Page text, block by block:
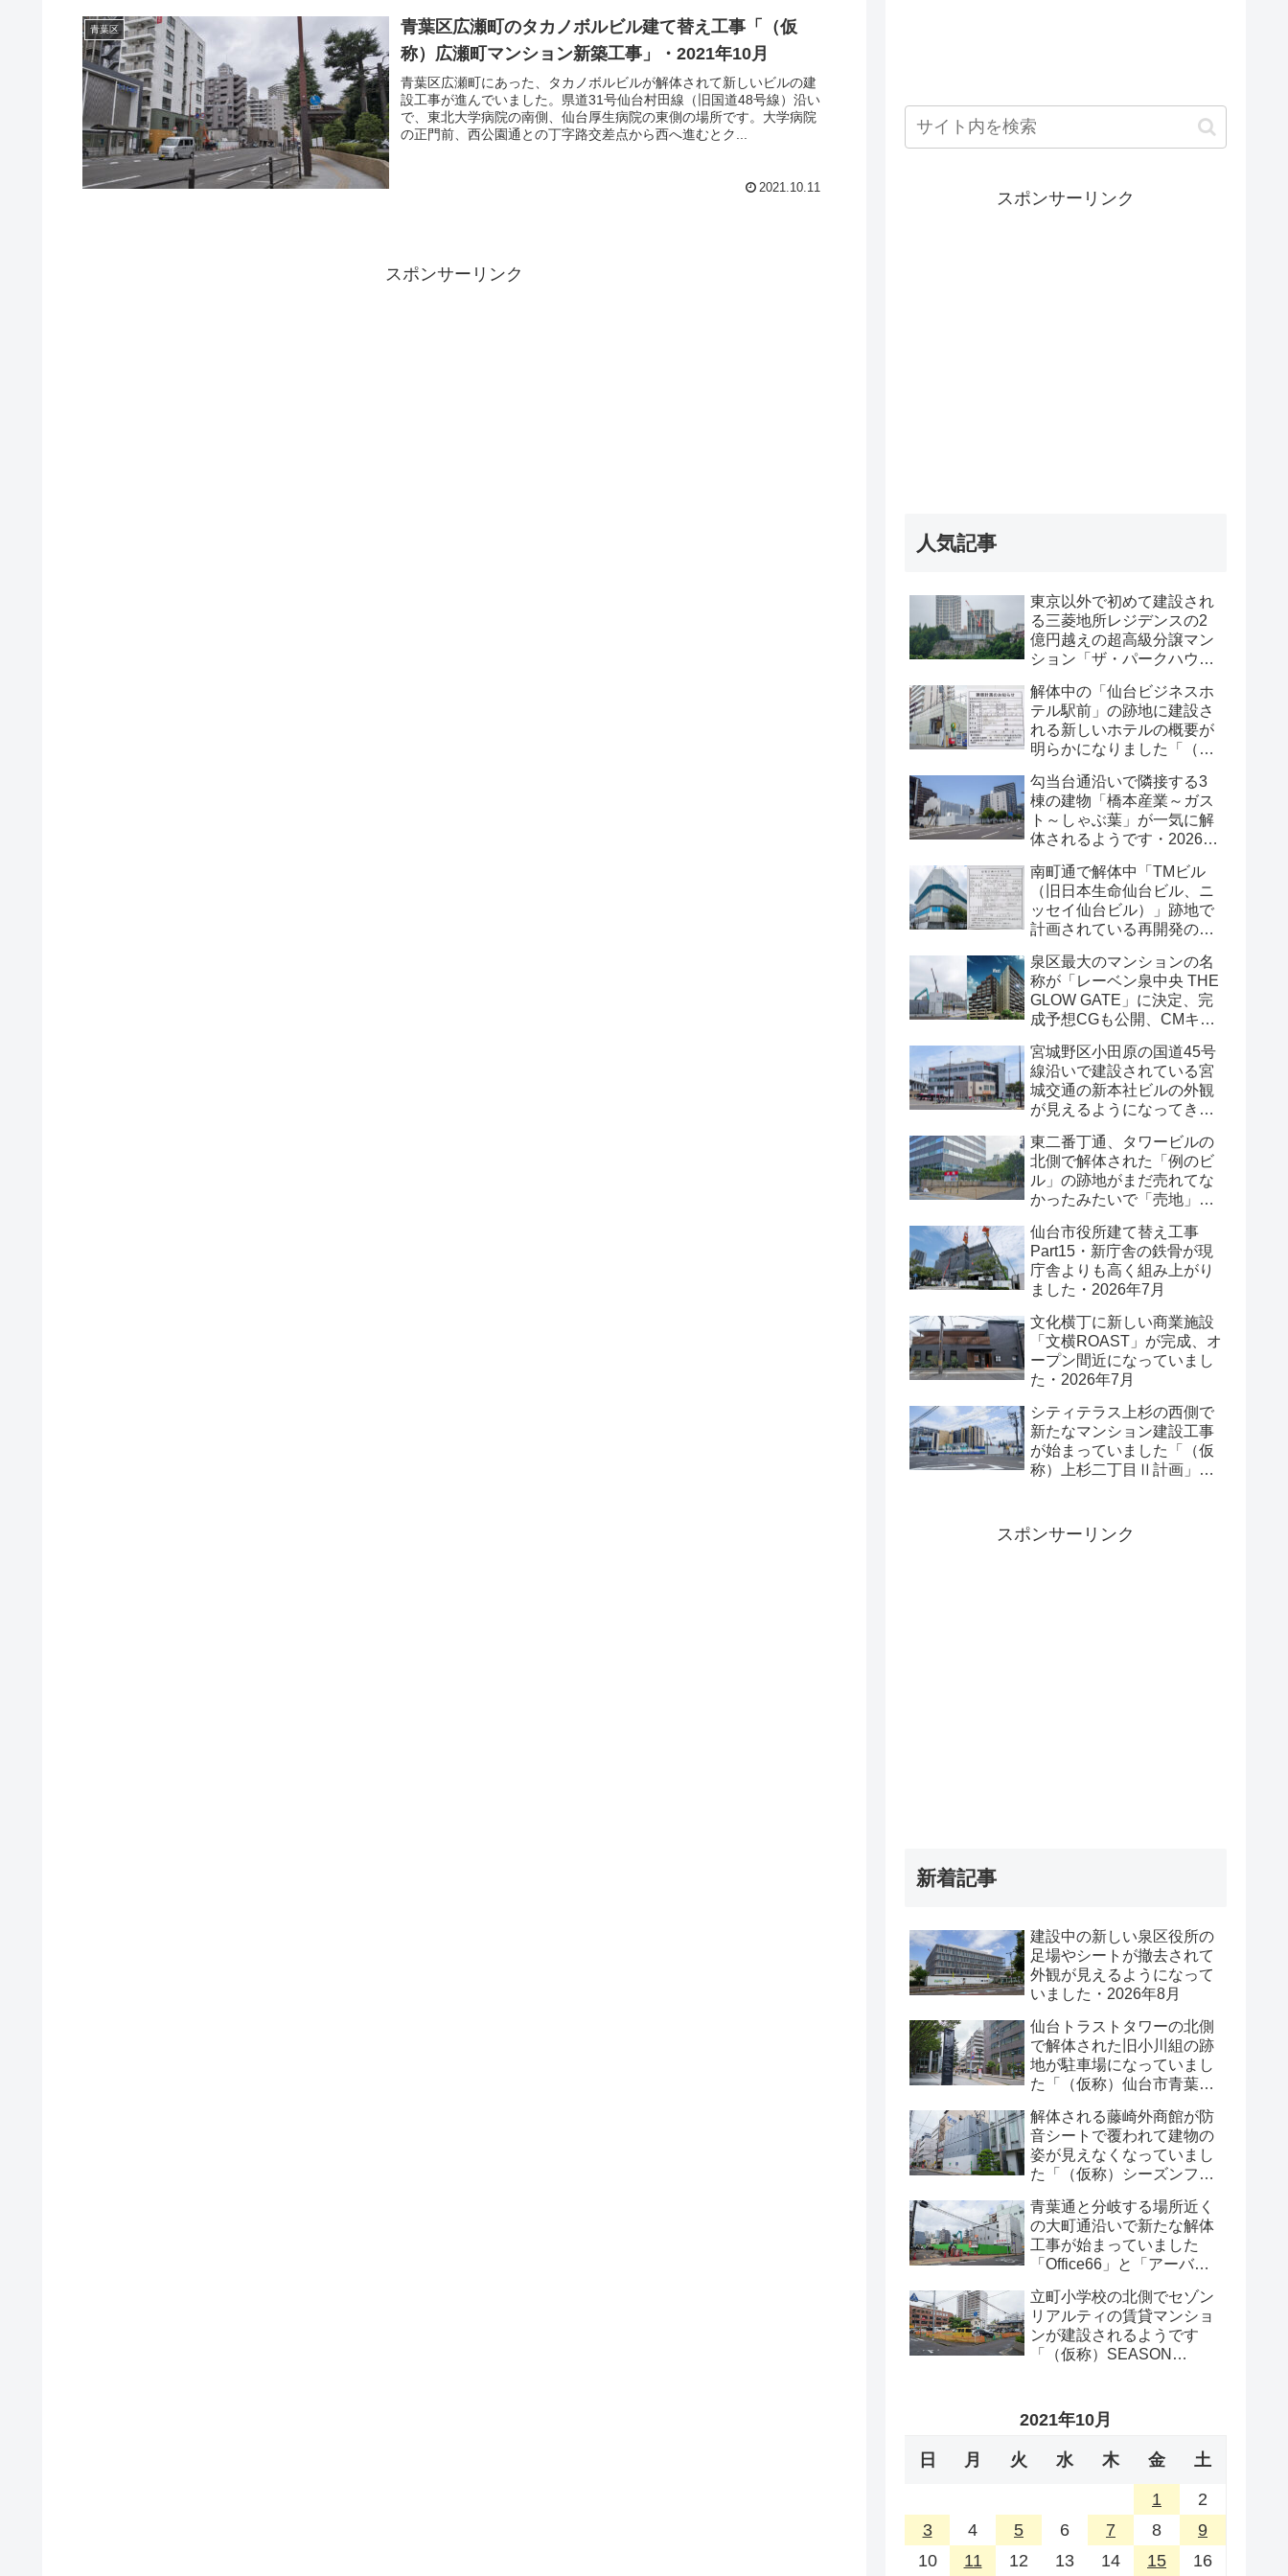
青葉区
青葉区広瀬町のタカノボルビル建て替え工事「（仮
称）広瀬町マンション新築工事」・2021年10月
青葉区広瀬町にあった、タカノボルビルが解体されて新しいビルの建
設工事が進んでいました。県道31号仙台村田線（旧国道48号線）沿い
で、東北大学病院の南側、仙台厚生病院の東側の場所です。大学病院
の正門前、西公園通との丁字路交差点から西へ進むとク...
2021.10.11
スポンサーリンク
スポンサーリンク
人気記事
東京以外で初めて建設され
る三菱地所レジデンスの2
億円越えの超高級分譲マン
ション「ザ・パークハウス
上がってきました・2026 年
8月
解体中の「仙台ビジネスホ
テル駅前」の跡地に建設さ
れる新しいホテルの概要が
明らかになりました「（仮
築工事」・2026年7月
勾当台通沿いで隣接する3
棟の建物「橋本産業～ガス
ト～しゃぶ葉」が一気に解
体されるようです・2026年
南町通で解体中「TMビル
（旧日本生命仙台ビル、ニ
ッセイ仙台ビル）」跡地で
計画されている再開発の
掲示されていました・2026
年7月
泉区最大のマンションの名
称が「レーベン泉中央 THE
GLOW GATE」に決定、完
成予想CGも公開、CMキャ
チマンが起用されました・
2026年7月
宮城野区小田原の国道45号
線沿いで建設されている宮
城交通の新本社ビルの外観
が見えるようになってきま
東二番丁通、タワービルの
北側で解体された「例のビ
ル」の跡地がまだ売れてな
かったみたいで「売地」の
年7月16日
仙台市役所建て替え工事
Part15・新庁舎の鉄骨が現
庁舎よりも高く組み上がり
ました・2026年7月
文化横丁に新しい商業施設
「文横ROAST」が完成、オ
ープン間近になっていまし
た・2026年7月
シティテラス上杉の西側で
新たなマンション建設工事
が始まっていました「（仮
称）上杉二丁目Ⅱ計画」・
スポンサーリンク
新着記事
建設中の新しい泉区役所の
足場やシートが撤去されて
外観が見えるようになって
いました・2026年8月
仙台トラストタワーの北側
で解体された旧小川組の跡
地が駐車場になっていまし
た「（仮称）仙台市青葉区
解体工事」・2026年8月
解体される藤崎外商館が防
音シートで覆われて建物の
姿が見えなくなっていまし
た「（仮称）シーズンフラ
2026年8月
青葉通と分岐する場所近く
の大町通沿いで新たな解体
工事が始まっていました
「Office66」と「アーバン
2026年8月
立町小学校の北側でセゾン
リアルティの賃貸マンショ
ンが建設されるようです
「（仮称）SEASON
2021年10月
日 月 火 水 木 金 土
1
2
3
4 5 6 7 8
9
10
11 12 13 14 15 16